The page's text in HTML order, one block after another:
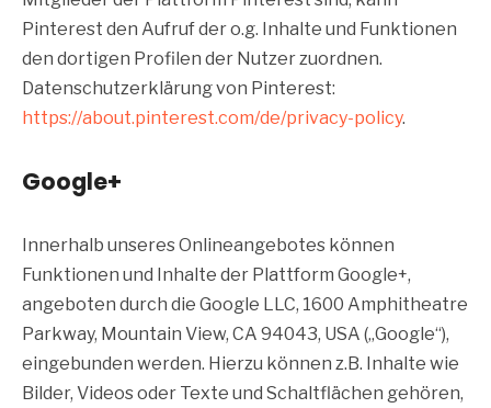
Pinterest den Aufruf der o.g. Inhalte und Funktionen
den dortigen Profilen der Nutzer zuordnen.
Datenschutzerklärung von Pinterest:
https://about.pinterest.com/de/privacy-policy.
Google+
Innerhalb unseres Onlineangebotes können
Funktionen und Inhalte der Plattform Google+,
angeboten durch die Google LLC, 1600 Amphitheatre
Parkway, Mountain View, CA 94043, USA („Google“),
eingebunden werden. Hierzu können z.B. Inhalte wie
Bilder, Videos oder Texte und Schaltflächen gehören,